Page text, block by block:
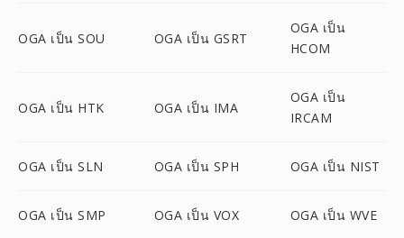
OGA เป็น SOU OGA เป็น GSRT
OGA เป็น
HCOM
OGA เป็น HTK OGA เป็น IMA
OGA เป็น
IRCAM
OGA เป็น SLN OGA เป็น SPH OGA เป็น NIST
OGA เป็น SMP OGA เป็น VOX OGA เป็น WVE